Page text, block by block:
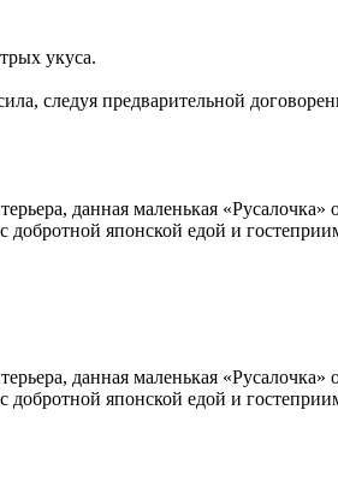
укуса.
следуя предварительной
данная маленькая «Русалочка»
добротной японской едой и
данная маленькая «Русалочка»
добротной японской едой и